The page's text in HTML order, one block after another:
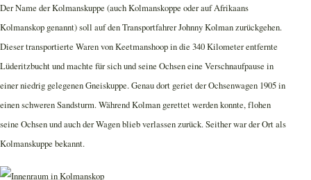
Der Name der Kolmanskuppe (auch Kolmanskoppe oder auf Afrikaans
Kolmanskop genannt) soll auf den Transportfahrer Johnny Kolman zurückgehen.
Dieser transportierte Waren von Keetmanshoop in die 340 Kilometer entfernte
Lüderitzbucht und machte für sich und seine Ochsen eine Verschnaufpause in
einer niedrig gelegenen Gneiskuppe. Genau dort geriet der Ochsenwagen 1905 in
einen schweren Sandsturm. Während Kolman gerettet werden konnte, flohen
seine Ochsen und auch der Wagen blieb verlassen zurück. Seither war der Ort als
Kolmanskuppe bekannt.